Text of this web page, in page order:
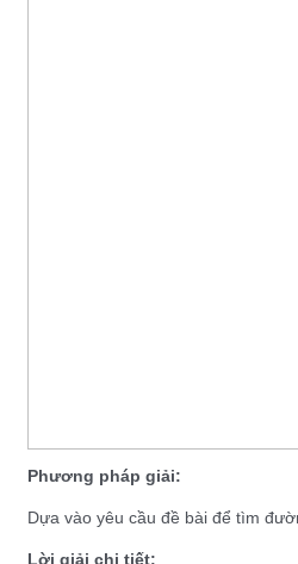
Phương pháp giải:
Dựa vào yêu cầu đề bài để tìm
Lời giải chi tiết: